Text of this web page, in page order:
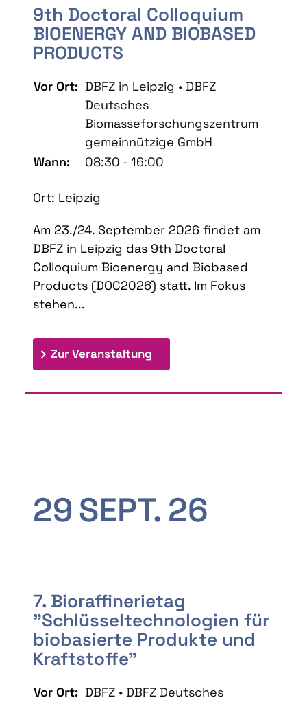
9th Doctoral Colloquium
BIOENERGY AND BIOBASED
PRODUCTS
Vor Ort: DBFZ in Leipzig • DBFZ
Deutsches
Biomasseforschungszentrum
gemeinnützige GmbH
Wann:
08:30 - 16:00
Ort: Leipzig
Am 23./24. September 2026 findet am
DBFZ in Leipzig das 9th Doctoral
Colloquium Bioenergy and Biobased
Products (DOC2026) statt. Im Fokus
stehen...
Zur Veranstaltung
29SEPT. 26
7. Bioraffinerietag
"Schlüsseltechnologien für
biobasierte Produkte und
Kraftstoffe"
Vor Ort: DBFZ • DBFZ Deutsches